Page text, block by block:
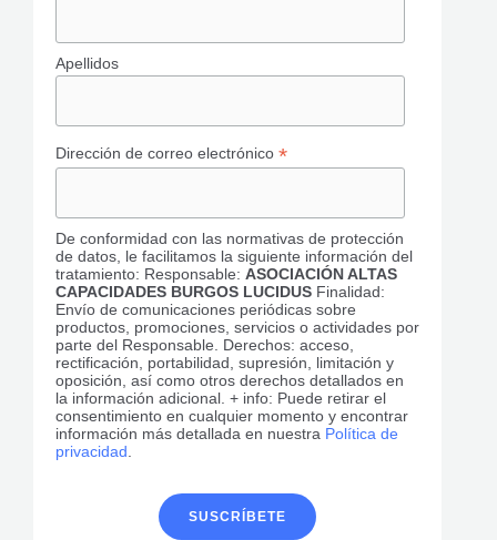
Apellidos
Dirección de correo electrónico *
De conformidad con las normativas de protección
de datos, le facilitamos la siguiente información del
tratamiento: Responsable: ASOCIACIÓN ALTAS
CAPACIDADES BURGOS LUCIDUS Finalidad:
Envío de comunicaciones periódicas sobre
productos, promociones, servicios o actividades por
parte del Responsable. Derechos: acceso,
rectificación, portabilidad, supresión, limitación y
oposición, así como otros derechos detallados en
la información adicional. + info: Puede retirar el
consentimiento en cualquier momento y encontrar
información más detallada en nuestra Política de
privacidad